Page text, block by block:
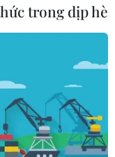
trong dịp hè